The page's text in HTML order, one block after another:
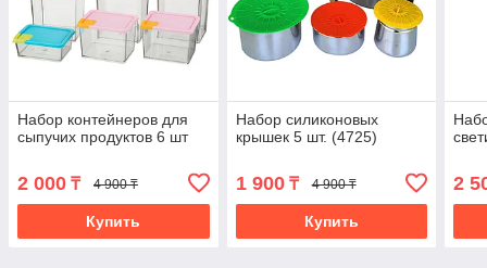
Набор контейнеров для
сыпучих продуктов 6 шт
2 000 ₸ 4 900 ₸
Купить
Набор силиконовых
крышек 5 шт. (4725)
1 900₸ 4 900 ₸
Купить
2